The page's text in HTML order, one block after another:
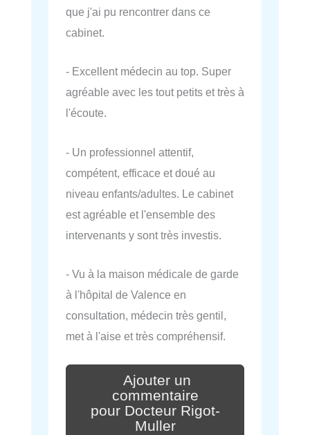
que j'ai pu rencontrer dans ce
cabinet.
- Excellent médecin au top. Super
agréable avec les tout petits et très à
l'écoute.
- Un professionnel attentif,
compétent, efficace et doué au
niveau enfants/adultes. Le cabinet
est agréable et l'ensemble des
intervenants y sont très investis.
- Vu à la maison médicale de garde
à l'hôpital de Valence en
consultation, médecin très gentil,
met à l'aise et très compréhensif.
Ajouter un
commentaire
pour Docteur Rigot-
Muller